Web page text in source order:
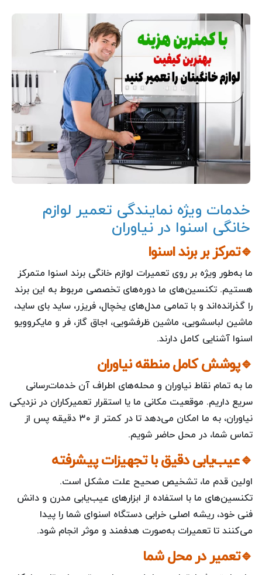
خدمات ویژه نمایندگی تعمیر لوازم
خانگی اسنوا در نیاوران
🔹تمرکز بر برند اسنوا
ما به‌طور ویژه بر روی تعمیرات لوازم خانگی برند اسنوا متمرکز
هستیم. تکنسین‌های ما دوره‌های تخصصی مربوط به این برند
را گذرانده‌اند و با تمامی مدل‌های یخچال، فریزر، ساید بای ساید،
ماشین لباسشویی، ماشین ظرفشویی، اجاق گاز، فر و مایکروویو
اسنوا آشنایی کامل دارند.
🔹پوشش کامل منطقه نیاوران
ما به تمام نقاط نیاوران و محله‌های اطراف آن خدمات‌رسانی
سریع داریم. موقعیت مکانی ما یا استقرار تعمیرکاران در نزدیکی
نیاوران، به ما امکان می‌دهد تا در کمتر از ۳۰ دقیقه پس از
تماس شما، در محل حاضر شویم.
🔹عیب‌یابی دقیق با تجهیزات پیشرفته
اولین قدم ما، تشخیص صحیح علت مشکل است.
تکنسین‌های ما با استفاده از ابزارهای عیب‌یابی مدرن و دانش
فنی خود، ریشه اصلی خرابی دستگاه اسنوای شما را پیدا
می‌کنند تا تعمیرات به‌صورت هدفمند و موثر انجام شود.
🔹تعمیر در محل شما